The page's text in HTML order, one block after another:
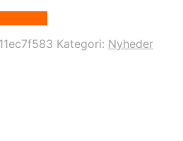
Kategori: Nyheder